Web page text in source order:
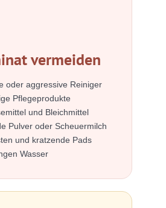
vermeiden
oder aggressive Reiniger
Pflegeprodukte
und Bleichmittel
Pulver oder Scheuermilch
und kratzende Pads
Wasser